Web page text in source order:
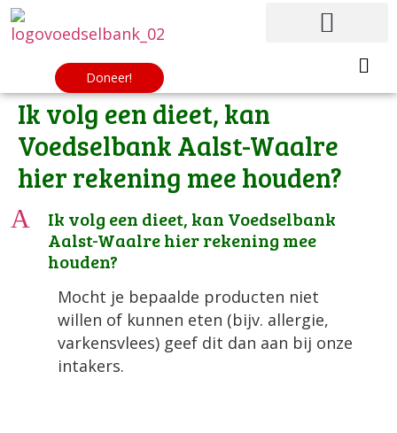
Doneer!
Ik volg een dieet, kan
Voedselbank Aalst-Waalre
hier rekening mee houden?
A
Ik volg een dieet, kan Voedselbank
Aalst-Waalre hier rekening mee
houden?
Mocht je bepaalde producten niet
willen of kunnen eten (bijv. allergie,
varkensvlees) geef dit dan aan bij onze
intakers.